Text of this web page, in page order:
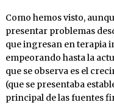
Como hemos visto,
presentar problemas
que ingresan en terapia
empeorando hasta la
que se observa es el
(que se presentaba
principal de las fuentes